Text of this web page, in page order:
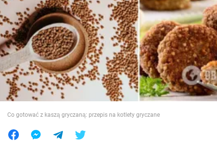
Polityka
Społeczeństwo
Wojna na Ukrainie
Świat
Jedzenie
Co gotować z kaszą gryczaną: przepis na kotlety gryczane